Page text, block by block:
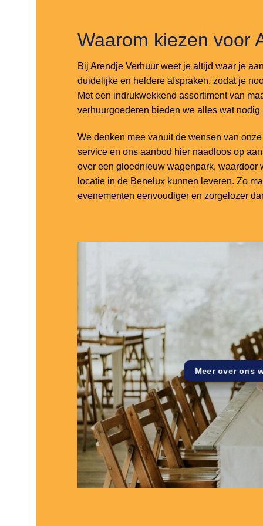
Waarom kiezen voor
Bij Arendje Verhuur weet je altijd waar je
duidelijke en heldere afspraken, zodat je
Met een indrukwekkend assortiment van
verhuurgoederen bieden we alles wat
We denken mee vanuit de wensen van
service en ons aanbod hier naadloos op
over een gloednieuw wagenpark, waardoor
locatie in de Benelux kunnen leveren. Zo
evenementen eenvoudiger en zorgelozer
Meer over ons